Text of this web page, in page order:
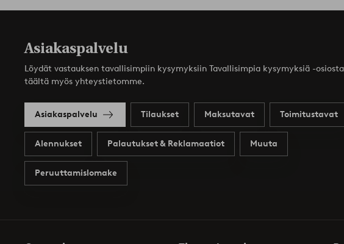
Asiakaspalvelu
Löydät vastauksen tavallisimpiin kysymyksiin Tavallisimpia kysymyksiä -
täältä myös yhteystietomme.
Asiakaspalvelu Tilaukset Maksutavat Toimitustavat
Alennukset Palautukset & Reklamaatiot Muuta
Peruuttamislomake